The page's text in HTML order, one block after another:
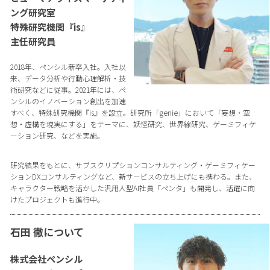
ング研究室
特殊研究機関『is』
主任研究員
2018年、ペンシル新卒入社。入社以
来、データ分析や行動心理解析・技
術研究などに従事。2021年には、ペ
ンシルのイノベーション創出を加速
すべく、特殊研究機関『is』を設立。研究所「genie」において「妄想・空
想・虚構を現実にする」をテーマに、妖怪研究、世界線研究、ゲーミフィケ
ーション研究、などを実施。
研究結果をもとに、サブスクリプションコンサルティング・ゲーミフィケー
ションDXコンサルティングなど、新サービスの立ち上げにも携わる。また、
キャラクター戦略を活かした汎用人型AI社員「ペンタ」も開発し、活躍に向
けたプロジェクトも進行中。
石田 徹について
株式会社ペンシル